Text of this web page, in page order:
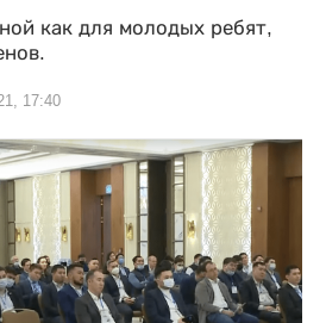
как для молодых ребят,
17:40